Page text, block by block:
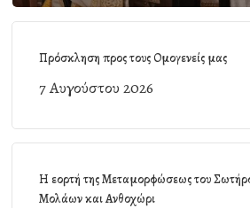
Πρόσκληση προς τους Ομογενείς μας
7 Αυγούστου 2026
Η εορτή της Μεταμορφώσεως του
Μολάων και Ανθοχώρι